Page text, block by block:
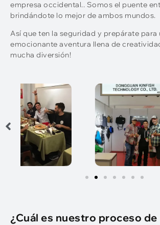
empresa occidental.. Somos el puente
brindándote lo mejor de ambos mundos.
Así que ten la seguridad y prepárate para
emocionante aventura llena de
mucha diversión!
¿Cuál es nuestro proceso de